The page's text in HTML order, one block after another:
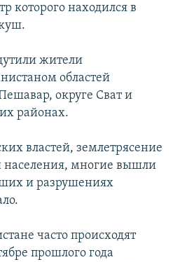
которого находился в
жители
областей
округе Сват и
районах.
властей, землетрясение
населения, многие вышли
и разрушениях
часто происходят
прошлого года